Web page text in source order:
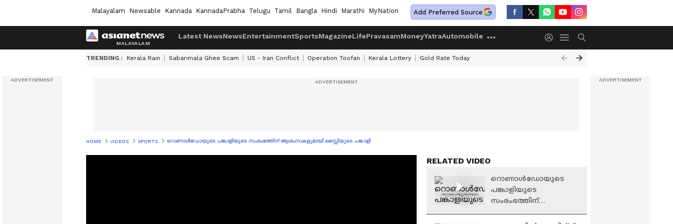
Malayalam Newsable Kannada KannadaPrabha Telugu Tamil Bangla Hindi Marathi MyNation Add Preferred Source
Latest NewsNewsEntertainmentSportsMagazineLifePravasamMoneyYatraAutomobile
TRENDING : Kerala Rain Sabarimala Ghee Scam US - Iran Conflict Operation Toofan Kerala Lottery Gold Rate Today
HOME VIDEOS SPORTS റൊണാൾഡോയുടെ പങ്കാളിയുടെ സംരംഭത്തിന് ആശംസകളുമായി മെസ്സിയുടെ പങ്കാളി
RELATED VIDEO
NOW PLAYING
റൊണാൾഡോയുടെ
പങ്കാളിയുടെ
സംരംഭത്തിന്